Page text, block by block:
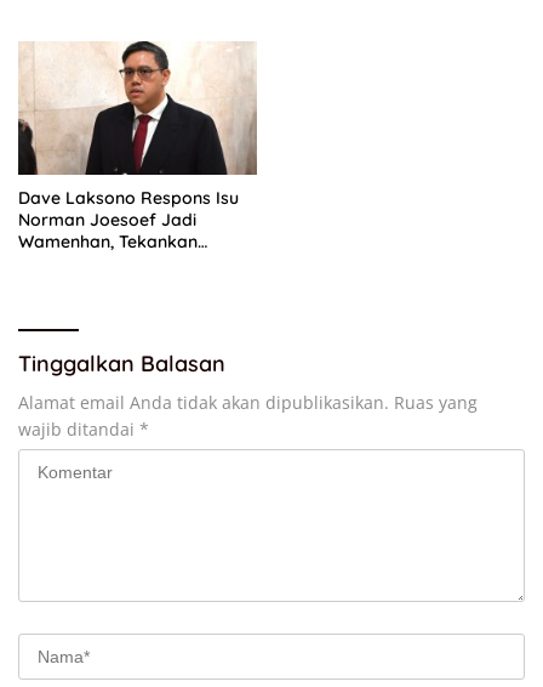
Dave Laksono Respons Isu
Norman Joesoef Jadi
Wamenhan, Tekankan
Tinggalkan Balasan
Alamat email Anda tidak akan dipublikasikan. Ruas yang
wajib ditandai *